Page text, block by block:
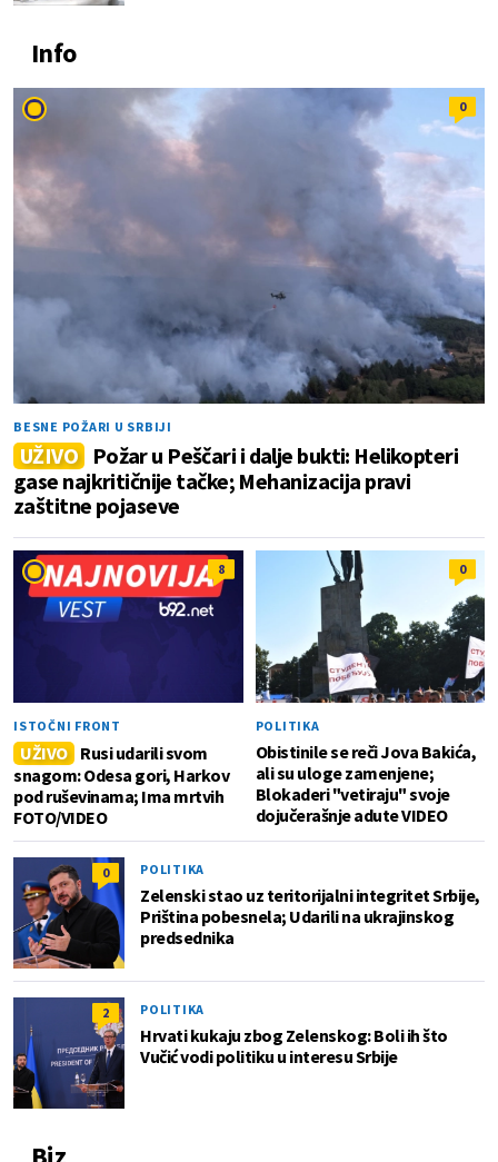
Info
0
BESNE POŽARI U SRBIJI
UŽIVO Požar u Peščari i dalje bukti: Helikopteri
gase najkritičnije tačke; Mehanizacija pravi
zaštitne pojaseve
8
ISTOČNI FRONT
UŽIVO
Rusi udarili svom
snagom: Odesa gori, Harkov
pod ruševinama; Ima mrtvih
FOTO/VIDEO
0
POLITIKA
Obistinile se reči Jova Bakića,
ali su uloge zamenjene;
Blokaderi "vetiraju" svoje
dojučerašnje adute VIDEO
0 POLITIKA
Zelenski stao uz teritorijalni integritet Srbije,
Priština pobesnela; Udarili na ukrajinskog
predsednika
2 POLITIKA
Hrvati kukaju zbog Zelenskog: Boli ih što
Vučić vodi politiku u interesu Srbije